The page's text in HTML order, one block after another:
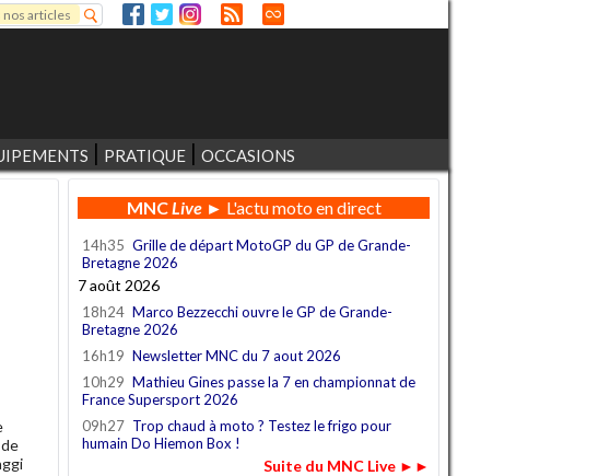
recherche
PRATIQUE OCCASIONS
MNCLive► L'actu moto en direct
14h35 Grille de départ MotoGP du GP de Grande-
Bretagne 2026
7 août 2026
18h24 Marco Bezzecchi ouvre le GP de Grande-
Bretagne 2026
16h19 Newsletter MNC du 7 aout 2026
10h29 Mathieu Gines passe la 7 en championnat de
France Supersport 2026
09h27 Trop chaud à moto ? Testez le frigo pour
humain Do Hiemon Box !
Suite du MNC Live ►►